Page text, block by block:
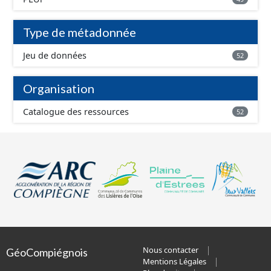
Type de métadonnée
Jeu de données 52
Organisation
Catalogue des ressources 52
GéoCompiégnois
Nous contacter
Mentions Légales